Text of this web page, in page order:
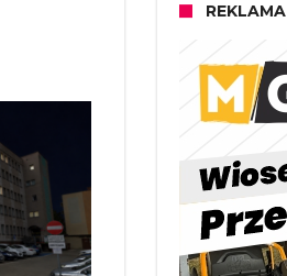
REKLAMA